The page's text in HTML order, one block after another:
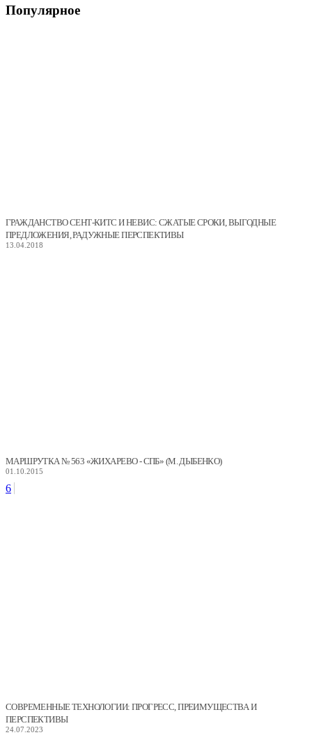
Популярное
ГРАЖДАНСТВО СЕНТ-КИТС И НЕВИС: СЖАТЫЕ СРОКИ, ВЫГОДНЫЕ
ПРЕДЛОЖЕНИЯ, РАДУЖНЫЕ ПЕРСПЕКТИВЫ
13.04.2018
МАРШРУТКА № 563 «ЖИХАРЕВО - СПБ» (М. ДЫБЕНКО)
01.10.2015
6
СОВРЕМЕННЫЕ ТЕХНОЛОГИИ: ПРОГРЕСС, ПРЕИМУЩЕСТВА И
ПЕРСПЕКТИВЫ
24.07.2023